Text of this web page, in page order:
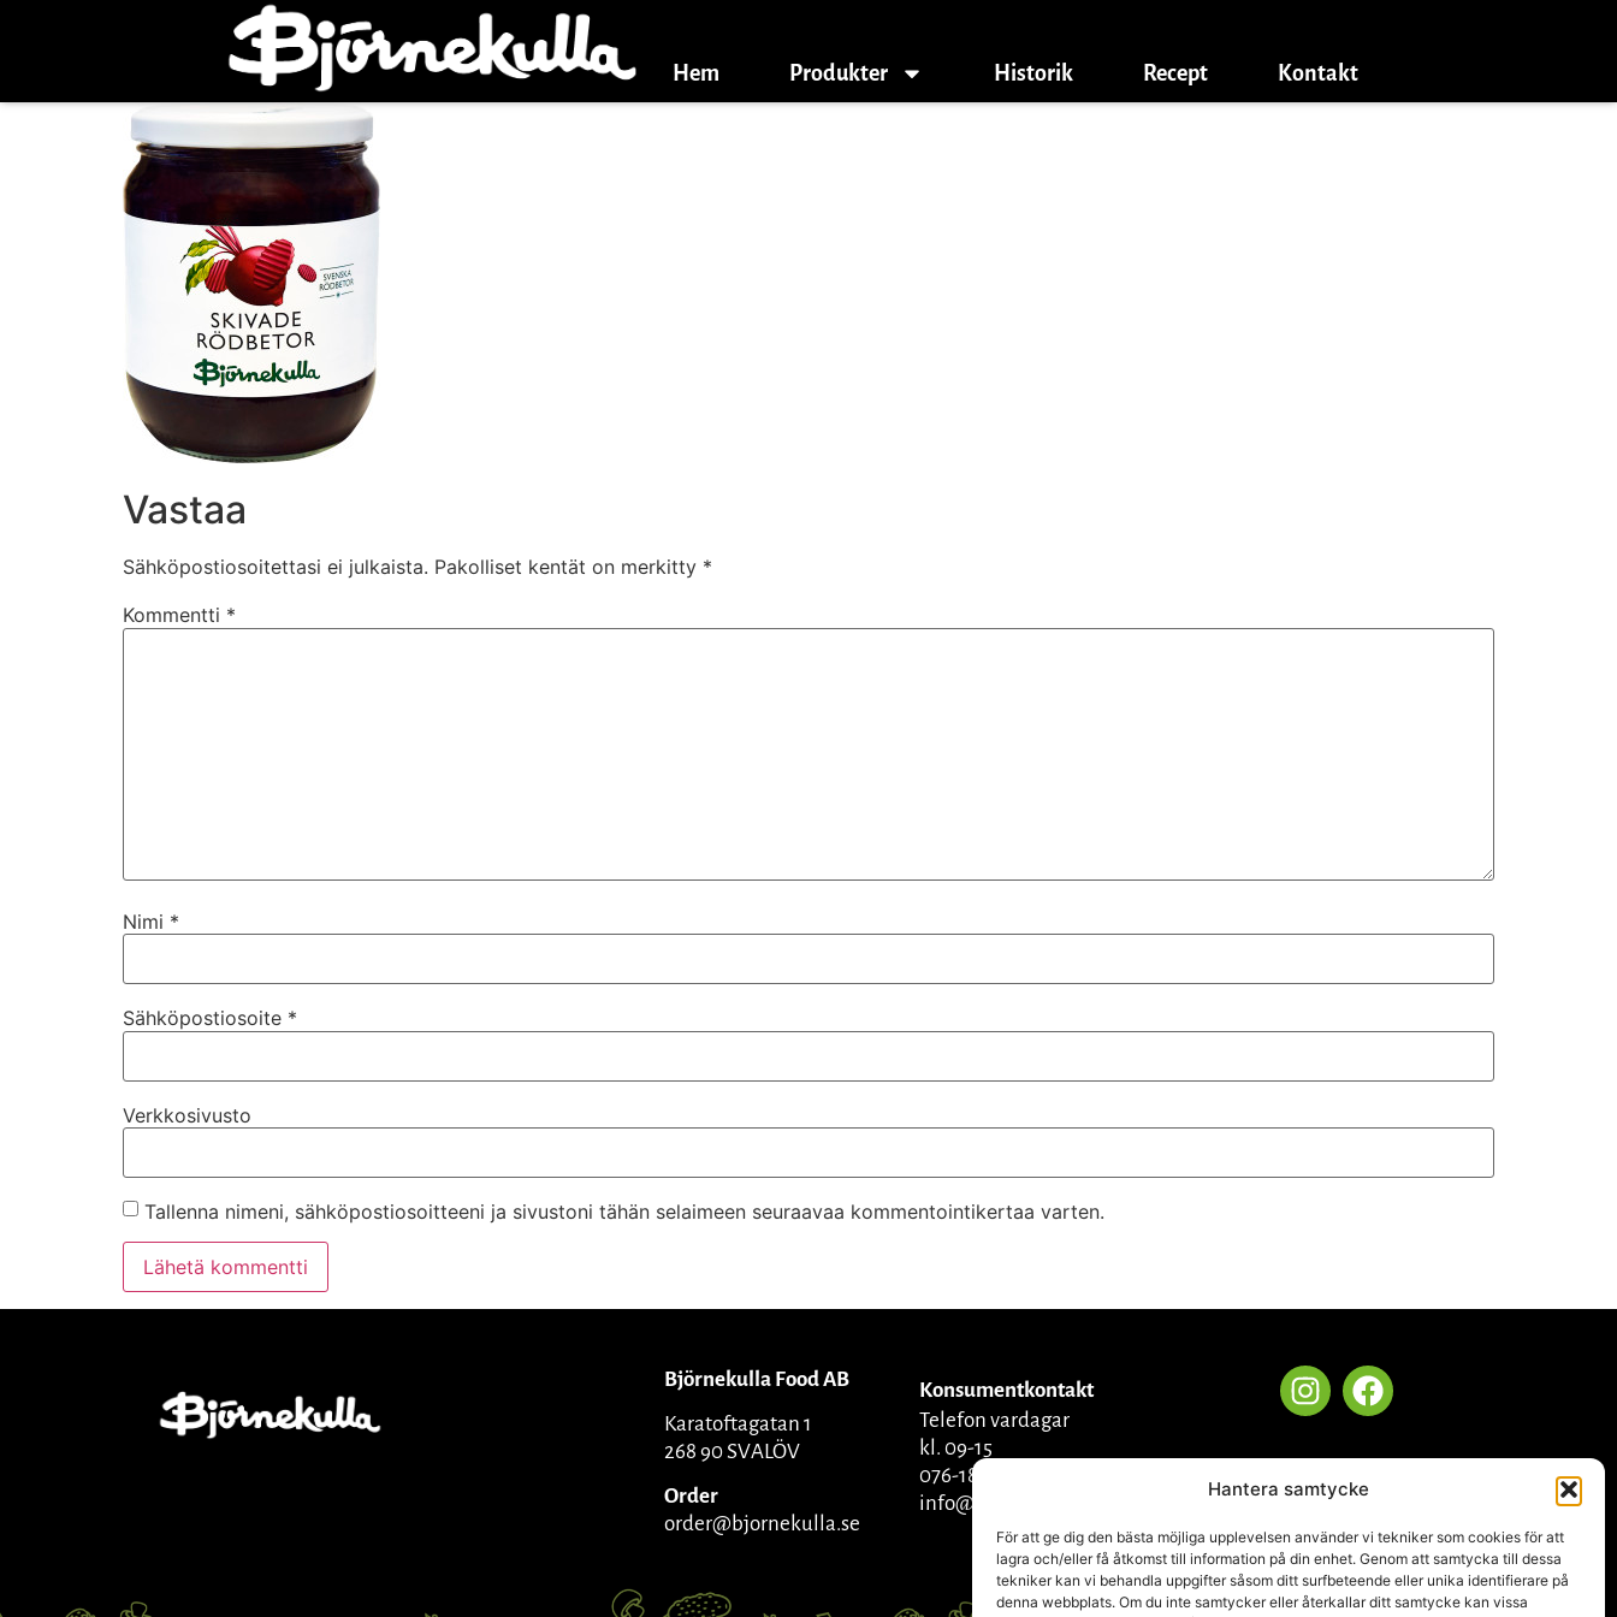
Hantera samtycke
För att ge dig den bästa möjliga upplevelsen använder vi tekniker som cookies för att
lagra och/eller få åtkomst till information på din enhet. Genom att samtycka till dessa
tekniker kan vi behandla uppgifter såsom ditt surfbeteende eller unika identifierare på
denna webbplats. Om du inte samtycker eller återkallar ditt samtycke kan vissa
Hem Produkter Historik Recept Kontakt
Vastaa
Sähköpostiosoitettasi ei julkaista. Pakolliset kentät on merkitty *
Kommentti *
Nimi *
Sähköpostiosoite *
Verkkosivusto
Tallenna nimeni, sähköpostiosoitteeni ja sivustoni tähän selaimeen seuraavaa kommentointikertaa varten.
Björnekulla Food AB
Karatoftagatan 1
268 90 SVALÖV
Order
order@bjornekulla.se
Konsumentkontakt
Telefon vardagar
kl. 09-15
076-1809270
info@bjornekulla.se